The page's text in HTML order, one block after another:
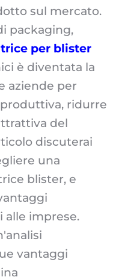
sul mercato.
packaging,
per blister
è diventata la
aziende per
ridurre
del
discuterai
una
blister, e
alle imprese.
vantaggi